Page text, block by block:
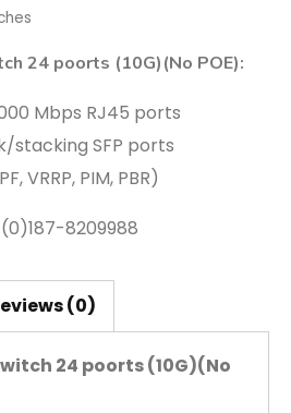
24 poorts (10G)(No POE):
Mbps RJ45 ports
stacking SFP ports
VRRP, PIM, PBR)
8209988
(0)
24 poorts (10G)(No